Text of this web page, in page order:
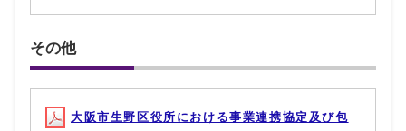
その他
大阪市生野区役所における事業連携協定及び包